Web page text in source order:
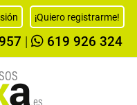
¡Quiero registrarme!
619 926 324